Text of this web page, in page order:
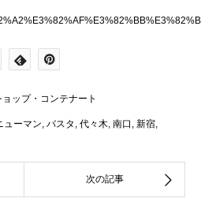
ップ・コンテナート
ューマン, バスタ , 代々木, 南口 , 新宿,